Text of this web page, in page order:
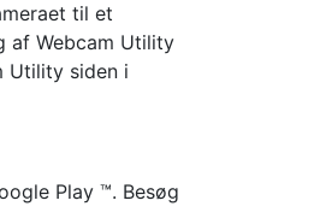
til et
af Webcam Utility
Utility siden i
Play ™. Besøg